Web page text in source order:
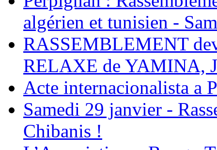
algérien et tunisien -
RASSEMBLEMENT
RELAXE de YAMINA,
Acte internacionalista a
Samedi 29 janvier -
Chibanis !